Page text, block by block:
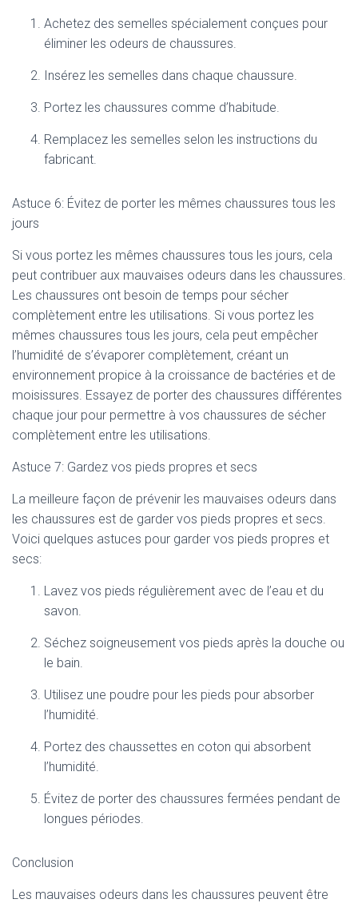
Achetez des semelles spécialement conçues pour
éliminer les odeurs de chaussures.
Insérez les semelles dans chaque chaussure.
Portez les chaussures comme d’habitude.
Remplacez les semelles selon les instructions du
fabricant.
Astuce 6: Évitez de porter les mêmes chaussures tous les
jours
Si vous portez les mêmes chaussures tous les jours, cela
peut contribuer aux mauvaises odeurs dans les chaussures.
Les chaussures ont besoin de temps pour sécher
complètement entre les utilisations. Si vous portez les
mêmes chaussures tous les jours, cela peut empêcher
l’humidité de s’évaporer complètement, créant un
environnement propice à la croissance de bactéries et de
moisissures. Essayez de porter des chaussures différentes
chaque jour pour permettre à vos chaussures de sécher
complètement entre les utilisations.
Astuce 7: Gardez vos pieds propres et secs
La meilleure façon de prévenir les mauvaises odeurs dans
les chaussures est de garder vos pieds propres et secs.
Voici quelques astuces pour garder vos pieds propres et
secs:
Lavez vos pieds régulièrement avec de l’eau et du
savon.
Séchez soigneusement vos pieds après la douche ou
le bain.
Utilisez une poudre pour les pieds pour absorber
l’humidité.
Portez des chaussettes en coton qui absorbent
l’humidité.
Évitez de porter des chaussures fermées pendant de
longues périodes.
Conclusion
Les mauvaises odeurs dans les chaussures peuvent être